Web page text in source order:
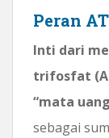
Peran
Inti dari
trifosfat
“mata
sebagai